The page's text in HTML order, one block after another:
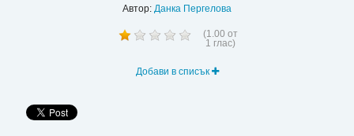
Автор: Данка Пергелова
(1.00 от
1 глас)
Добави в списък